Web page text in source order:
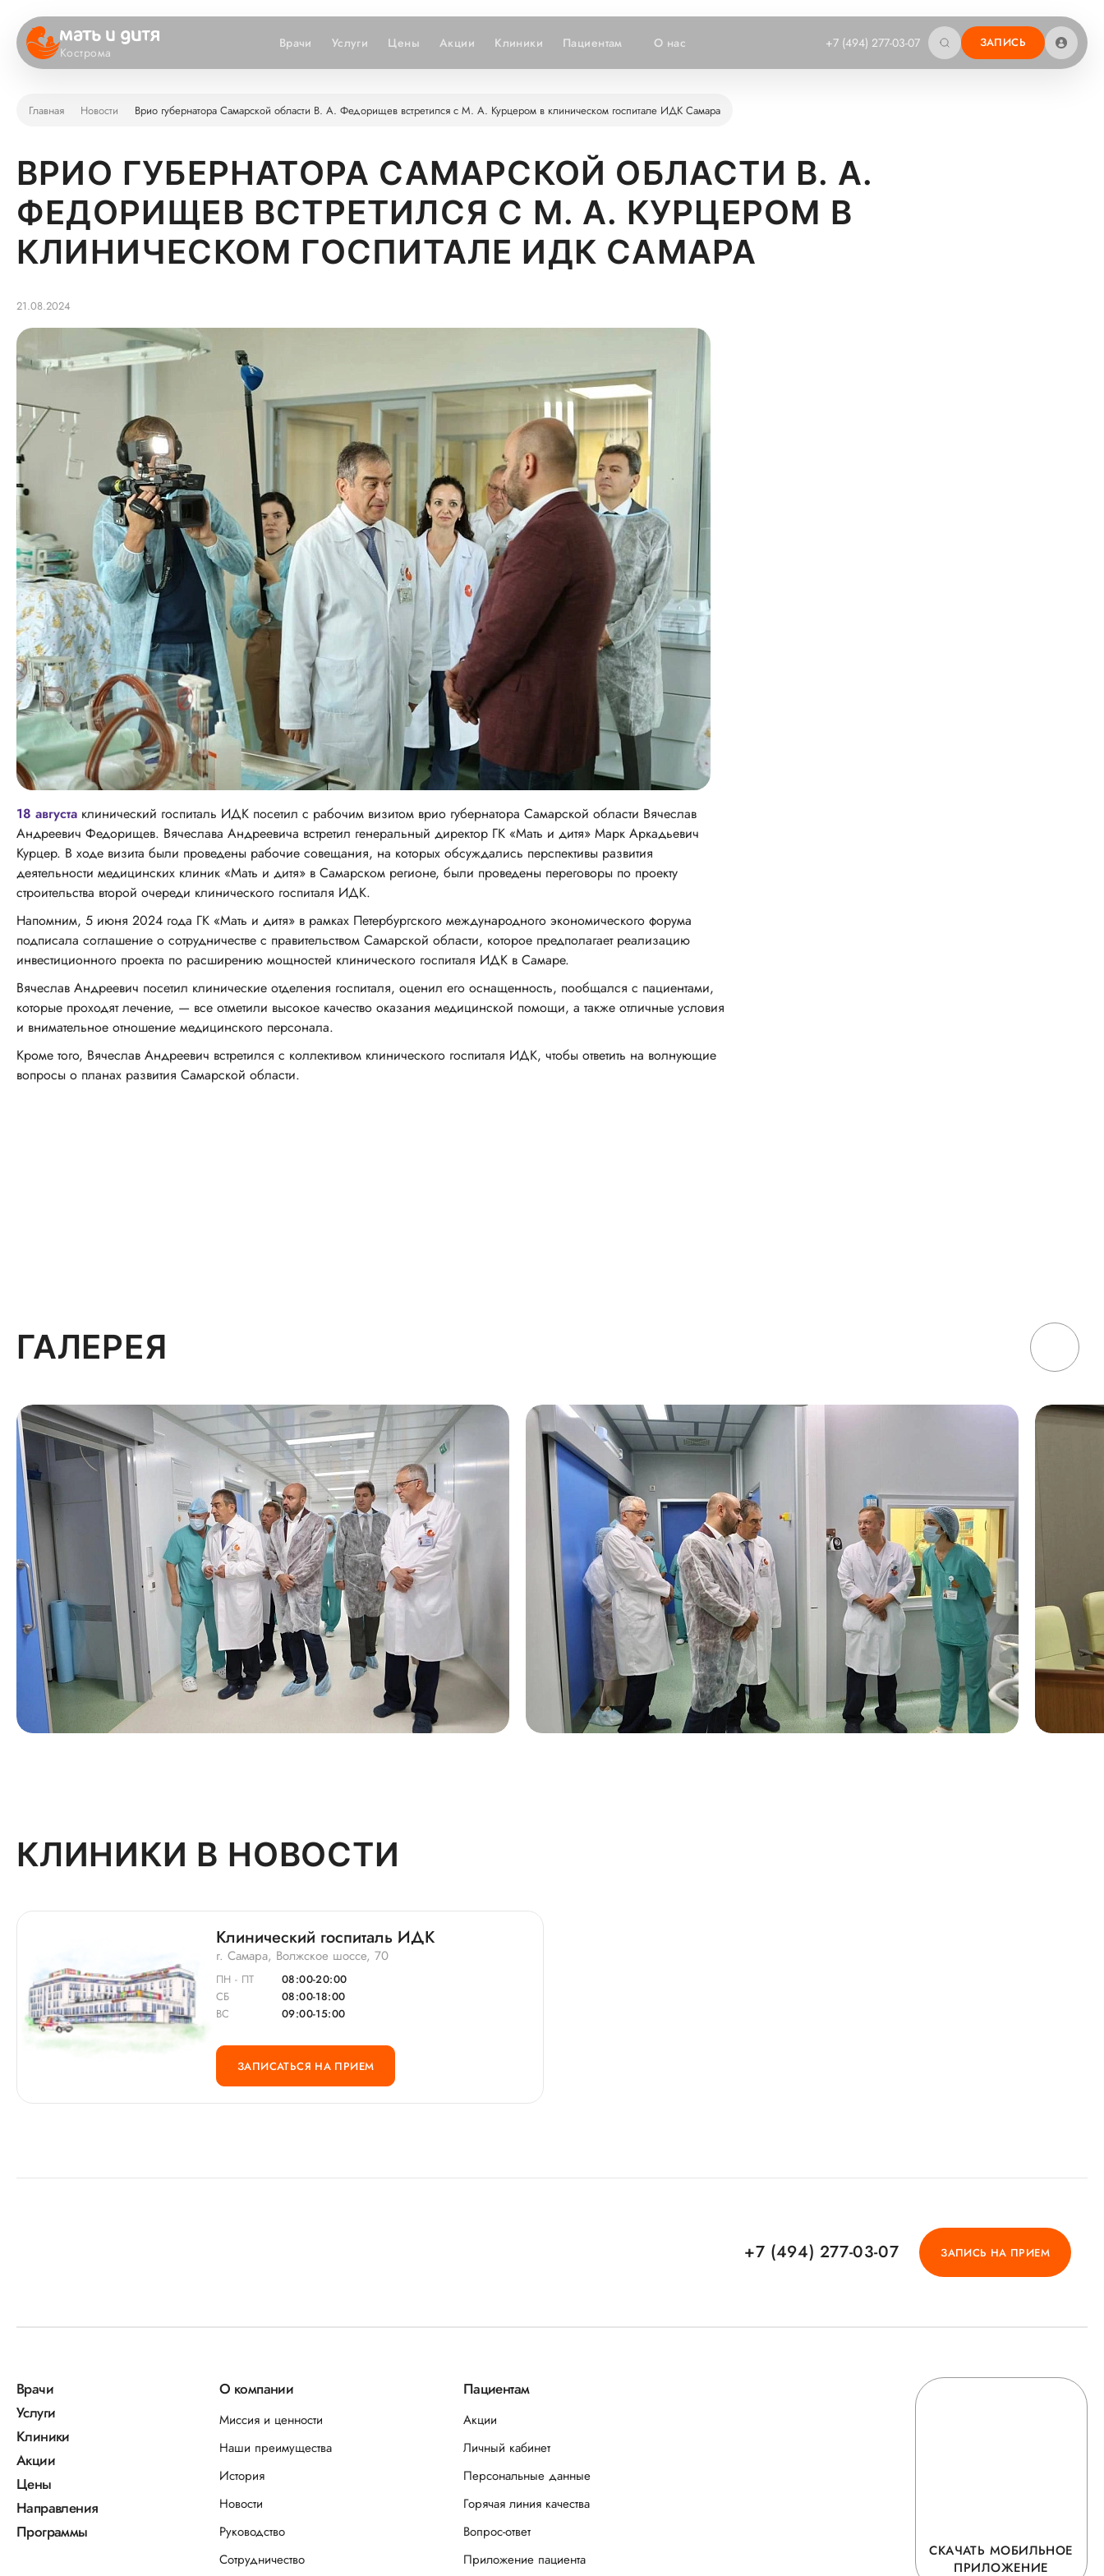
Кострома
Врачи Услуги Цены Акции Клиники Пациентам О нас +7 (494) 277-03-07 ЗАПИСЬ
Главная Новости Врио губернатора Самарской области В. А. Федорищев встретился с М. А. Курцером в клиническом госпитале ИДК Самара
ВРИО ГУБЕРНАТОРА САМАРСКОЙ ОБЛАСТИ В. А.
ФЕДОРИЩЕВ ВСТРЕТИЛСЯ С М. А. КУРЦЕРОМ В
КЛИНИЧЕСКОМ ГОСПИТАЛЕ ИДК САМАРА
21.08.2024
18 августа клинический госпиталь ИДК посетил с рабочим визитом врио губернатора Самарской области Вячеслав
Андреевич Федорищев. Вячеслава Андреевича встретил генеральный директор ГК «Мать и дитя» Марк Аркадьевич
Курцер. В ходе визита были проведены рабочие совещания, на которых обсуждались перспективы развития
деятельности медицинских клиник «Мать и дитя» в Самарском регионе, были проведены переговоры по проекту
строительства второй очереди клинического госпиталя ИДК.
Напомним, 5 июня 2024 года ГК «Мать и дитя» в рамках Петербургского международного экономического форума
подписала соглашение о сотрудничестве с правительством Самарской области, которое предполагает реализацию
инвестиционного проекта по расширению мощностей клинического госпиталя ИДК в Самаре.
Вячеслав Андреевич посетил клинические отделения госпиталя, оценил его оснащенность, пообщался с пациентами,
которые проходят лечение, — все отметили высокое качество оказания медицинской помощи, а также отличные условия
и внимательное отношение медицинского персонала.
Кроме того, Вячеслав Андреевич встретился с коллективом клинического госпиталя ИДК, чтобы ответить на волнующие
вопросы о планах развития Самарской области.
ГАЛЕРЕЯ
КЛИНИКИ В НОВОСТИ
Клинический госпиталь ИДК
г. Самара, Волжское шоссе, 70
ПН - ПТ
08:00-20:00
СБ
08:00-18:00
ВС
09:00-15:00
ЗАПИСАТЬСЯ НА ПРИЕМ
+7 (494) 277-03-07 ЗАПИСЬ НА ПРИЕМ
Врачи
Услуги
Клиники
Акции
Цены
Направления
Программы
О компании
Миссия и ценности
Наши преимущества
История
Новости
Руководство
Сотрудничество
Пациентам
Акции
Личный кабинет
Персональные данные
Горячая линия качества
Вопрос-ответ
Приложение пациента
СКАЧАТЬ МОБИЛЬНОЕ
ПРИЛОЖЕНИЕ